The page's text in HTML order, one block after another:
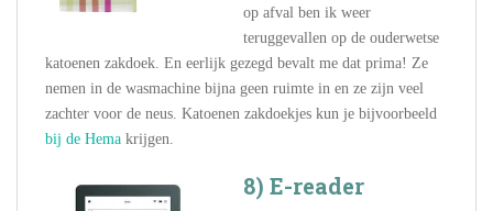
op afval ben ik weer
teruggevallen op de ouderwetse
katoenen zakdoek. En eerlijk gezegd bevalt me dat prima! Ze
nemen in de wasmachine bijna geen ruimte in en ze zijn veel
zachter voor de neus. Katoenen zakdoekjes kun je bijvoorbeeld
bij de Hema krijgen.
8) E-reader